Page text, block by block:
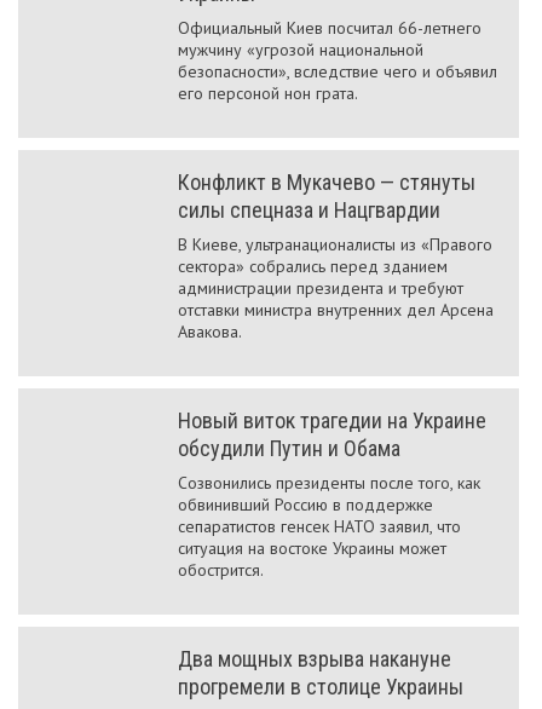
Официальный Киев посчитал 66-летнего
мужчину «угрозой национальной
безопасности», вследствие чего и объявил
его персоной нон грата.
Конфликт в Мукачево — стянуты
силы спецназа и Нацгвардии
В Киеве, ультранационалисты из «Правого
сектора» собрались перед зданием
администрации президента и требуют
отставки министра внутренних дел Арсена
Авакова.
Новый виток трагедии на Украине
обсудили Путин и Обама
Созвонились президенты после того, как
обвинивший Россию в поддержке
сепаратистов генсек НАТО заявил, что
ситуация на востоке Украины может
обострится.
Два мощных взрыва накануне
прогремели в столице Украины